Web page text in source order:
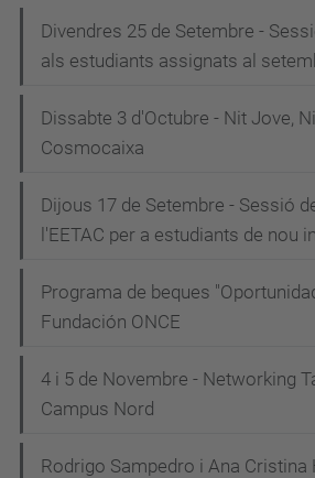
Divendres 25 de Setembre -
als estudiants assignats al
Dissabte 3 d'Octubre - Nit Jove,
Cosmocaixa
Dijous 17 de Setembre - Sessió
l'EETAC per a estudiants de nou
Programa de beques
Fundación ONCE
4 i 5 de Novembre - Networking
Campus Nord
Rodrigo Sampedro i Ana Cristina